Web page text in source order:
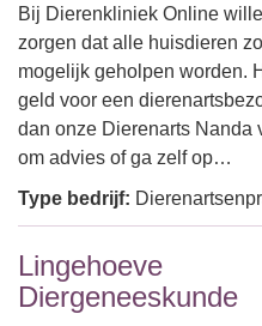
Bij Dierenkliniek Online
zorgen dat alle huisdieren
mogelijk geholpen worden.
geld voor een
dan onze Dierenarts Nanda
om advies of ga zelf op…
Type bedrijf:
Lingehoeve
Diergeneeskunde